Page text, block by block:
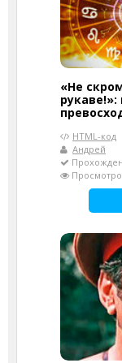
«Не
HTML-код
Андрей